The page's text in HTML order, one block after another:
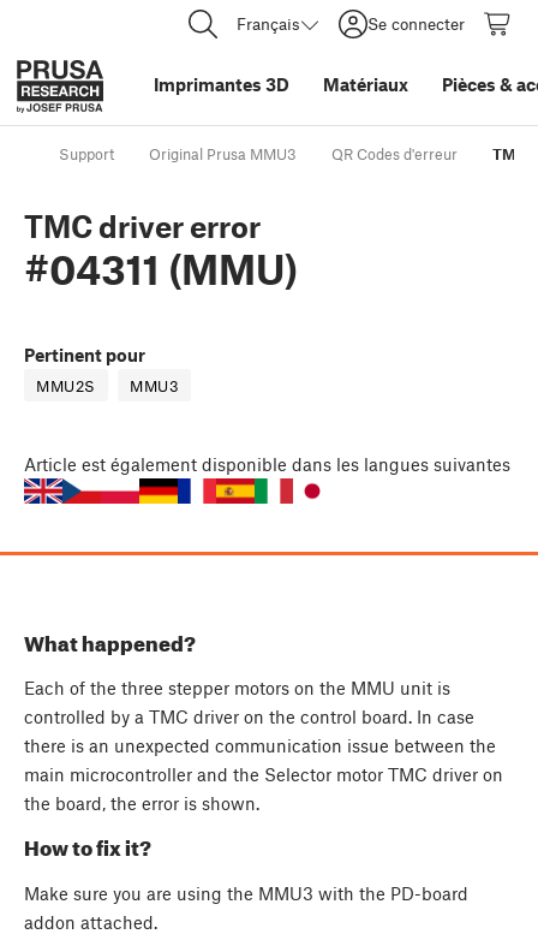
Français Se connecter
Imprimantes 3D Matériaux Pièces &
Support Original Prusa MMU3 QR Codes d'erreur TMC
TMC driver error
#04311 (MMU)
Pertinent pour
MMU2S MMU3
Article est également disponible dans les langues suivantes
What happened?
Each of the three stepper motors on the MMU unit is
controlled by a TMC driver on the control board. In case
there is an unexpected communication issue between the
main microcontroller and the Selector motor TMC driver on
the board, the error is shown.
How to fix it?
Make sure you are using the MMU3 with the PD-board
addon attached.